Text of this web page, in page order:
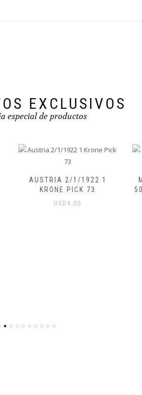
EXCLUSIVOS
especial de productos
1
MOZAMBIQUE 1/6/2024
500 METICAIS PICK W159
USD